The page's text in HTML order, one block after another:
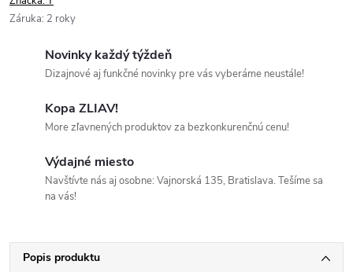
Záruka: 2 roky
Novinky každý týždeň
Dizajnové aj funkčné novinky pre vás vyberáme neustále!
Kopa ZLIAV!
More zľavnených produktov za bezkonkurenčnú cenu!
Výdajné miesto
Navštívte nás aj osobne: Vajnorská 135, Bratislava. Tešíme sa
na vás!
Popis produktu